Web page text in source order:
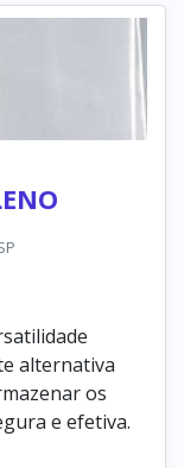
alternativa
os
e efetiva.